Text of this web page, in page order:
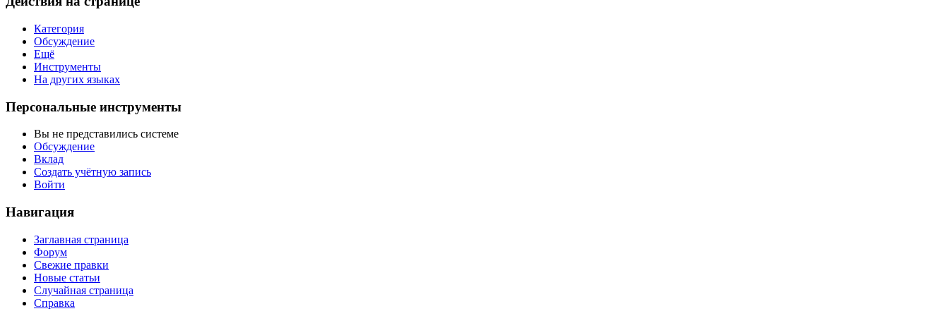
Категория
Обсуждение
Ещё
Инструменты
На других языках
Персональные инструменты
Вы не представились системе
Обсуждение
Вклад
Создать учётную запись
Войти
Навигация
Заглавная страница
Форум
Свежие правки
Новые статьи
Случайная страница
Справка